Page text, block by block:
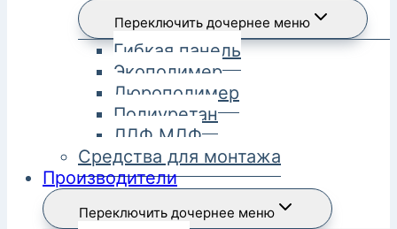
Переключить дочернее меню
Гибкая панель
Экополимер
Дюрополимер
Полиуретан
ЛДФ МДФ
Средства для монтажа
Производители
Переключить дочернее меню